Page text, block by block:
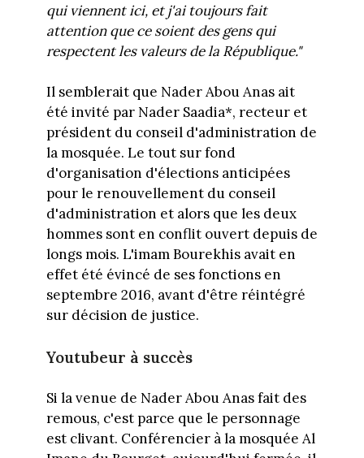
qui viennent ici, et j'ai toujours fait
attention que ce soient des gens qui
respectent les valeurs de la République."
Il semblerait que Nader Abou Anas ait
été invité par Nader Saadia*, recteur et
président du conseil d'administration de
la mosquée. Le tout sur fond
d'organisation d'élections anticipées
pour le renouvellement du conseil
d'administration et alors que les deux
hommes sont en conflit ouvert depuis de
longs mois. L'imam Bourekhis avait en
effet été évincé de ses fonctions en
septembre 2016, avant d'être réintégré
sur décision de justice.
Youtubeur à succès
Si la venue de Nader Abou Anas fait des
remous, c'est parce que le personnage
est clivant. Conférencier à la mosquée Al